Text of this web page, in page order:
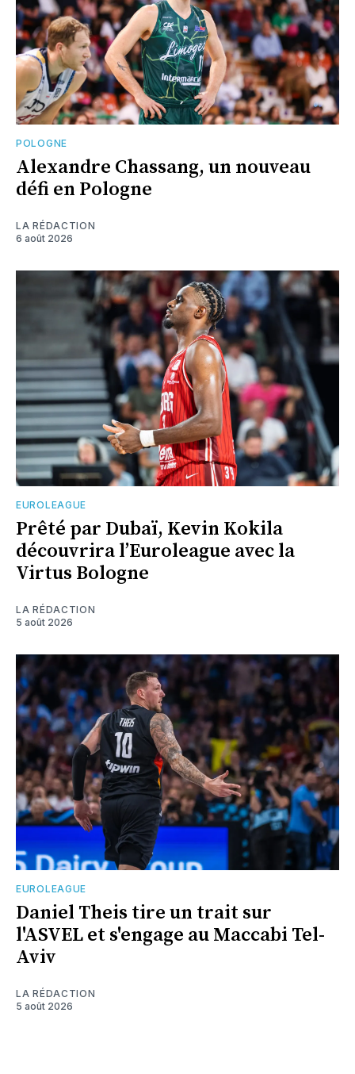
POLOGNE
Alexandre Chassang, un nouveau
défi en Pologne
LA RÉDACTION
6 août 2026
EUROLEAGUE
Prêté par Dubaï, Kevin Kokila
découvrira l’Euroleague avec la
Virtus Bologne
LA RÉDACTION
5 août 2026
EUROLEAGUE
Daniel Theis tire un trait sur
l'ASVEL et s'engage au Maccabi Tel-
Aviv
LA RÉDACTION
5 août 2026